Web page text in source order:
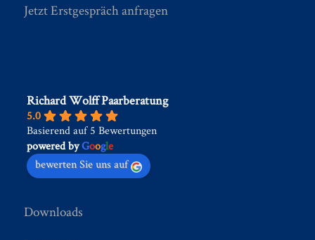
Jetzt Erstgespräch anfragen
Richard Wolff Paarberatung
5.0
Basierend auf 5 Bewertungen
powered byGoogle
bewerten Sie uns auf
Downloads